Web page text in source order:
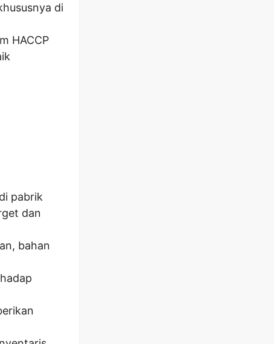
di
HACCP
pabrik
dan
bahan